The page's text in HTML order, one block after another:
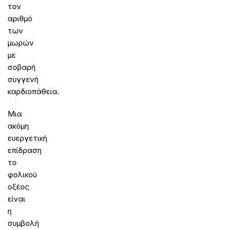
τον
αριθμό
των
μωρών
με
σοβαρή
συγγενή
καρδιοπάθεια.
Μια
ακόμη
ευεργετική
επίδραση
το
φολικού
οξέος
είναι
η
συμβολή